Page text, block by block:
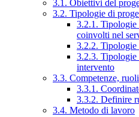
3.1. Obiettivi del
3.2. Tipologie di
3.2.1. Tipologie
coinvolti nel
3.2.2. Tipologie
3.2.3. Tipologie
intervento
3.3. Competenze,
3.3.1.
3.3.2. Definire
3.4. Metodo di lavoro